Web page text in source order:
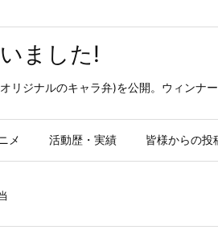
ました!
リジナルのキャラ弁)を公開。ウィンナ
メ 活動歴・実績 皆様からの投